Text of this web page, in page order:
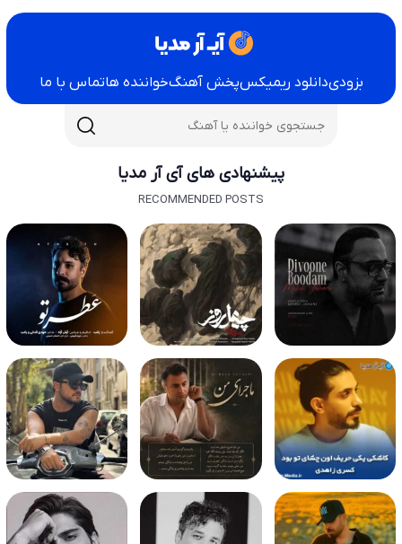
بزودیدانلود ریمیکسپخش آهنگخواننده هاتماس با ما
پیشنهادی های آی آر مدیا
RECOMMENDED POSTS